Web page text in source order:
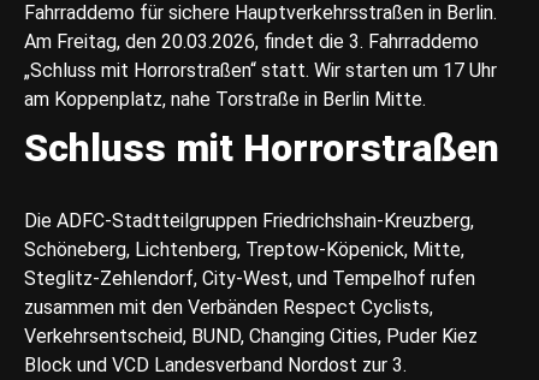
Fahrraddemo für sichere Hauptverkehrsstraßen in Berlin.
Am Freitag, den 20.03.2026, findet die 3. Fahrraddemo
„Schluss mit Horrorstraßen“ statt. Wir starten um 17 Uhr
am Koppenplatz, nahe Torstraße in Berlin Mitte.
Schluss mit Horrorstraßen
Die ADFC-Stadtteilgruppen Friedrichshain-Kreuzberg,
Schöneberg, Lichtenberg, Treptow-Köpenick, Mitte,
Steglitz-Zehlendorf, City-West, und Tempelhof rufen
zusammen mit den Verbänden Respect Cyclists,
Verkehrsentscheid, BUND, Changing Cities, Puder Kiez
Block und VCD Landesverband Nordost zur 3.